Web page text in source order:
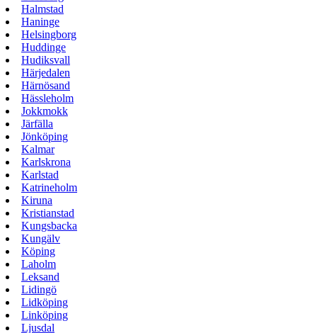
Halmstad
Haninge
Helsingborg
Huddinge
Hudiksvall
Härjedalen
Härnösand
Hässleholm
Jokkmokk
Järfälla
Jönköping
Kalmar
Karlskrona
Karlstad
Katrineholm
Kiruna
Kristianstad
Kungsbacka
Kungälv
Köping
Laholm
Leksand
Lidingö
Lidköping
Linköping
Ljusdal